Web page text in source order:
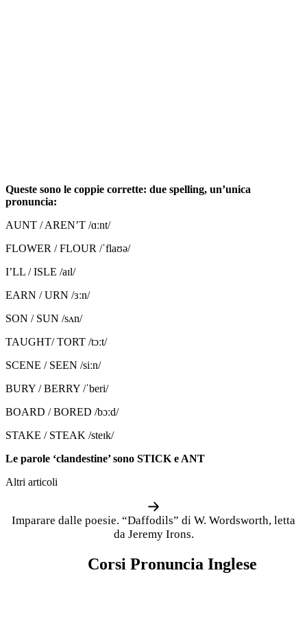
Queste sono le coppie corrette: due spelling, un’unica
pronuncia:
AUNT / AREN’T /ɑːnt/
FLOWER / FLOUR /ˈflaʊə/
I’LL / ISLE /aɪl/
EARN / URN /ɜːn/
SON / SUN /sʌn/
TAUGHT/ TORT /tɔːt/
SCENE / SEEN /siːn/
BURY / BERRY /ˈberi/
BOARD / BORED /bɔːd/
STAKE / STEAK /steɪk/
Le parole ‘clandestine’ sono STICK e ANT
Altri articoli
Imparare dalle poesie. “Daffodils” di W. Wordsworth, letta
da Jeremy Irons.
Corsi Pronuncia Inglese